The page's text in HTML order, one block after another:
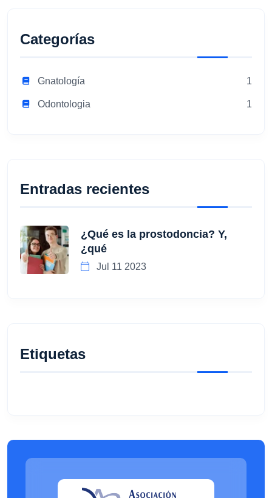
Categorías
Gnatología 1
Odontologia 1
Entradas recientes
¿Qué es la prostodoncia? Y,
¿qué
Jul 11 2023
Etiquetas